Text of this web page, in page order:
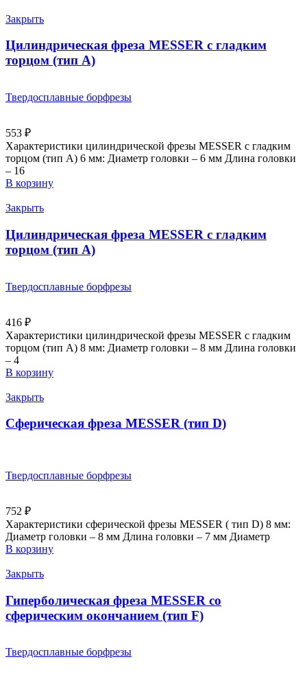
Закрыть
Цилиндрическая фреза MESSER с гладким
торцом (тип A)
Твердосплавные борфрезы
553 ₽
Характеристики цилиндрической фрезы MESSER с гладким
торцом (тип А) 6 мм: Диаметр головки – 6 мм Длина головки
– 16
В корзину
Закрыть
Цилиндрическая фреза MESSER с гладким
торцом (тип A)
Твердосплавные борфрезы
416 ₽
Характеристики цилиндрической фрезы MESSER с гладким
торцом (тип А) 8 мм: Диаметр головки – 8 мм Длина головки
– 4
В корзину
Закрыть
Сферическая фреза MESSER (тип D)
Твердосплавные борфрезы
752 ₽
Характеристики сферической фрезы MESSER ( тип D) 8 мм:
Диаметр головки – 8 мм Длина головки – 7 мм Диаметр
В корзину
Закрыть
Гиперболическая фреза MESSER со
сферическим окончанием (тип F)
Твердосплавные борфрезы